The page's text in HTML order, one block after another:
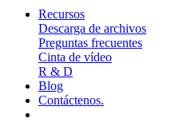
Recursos
Descarga de archivos
Preguntas frecuentes
Cinta de vídeo
R & D
Blog
Contáctenos.